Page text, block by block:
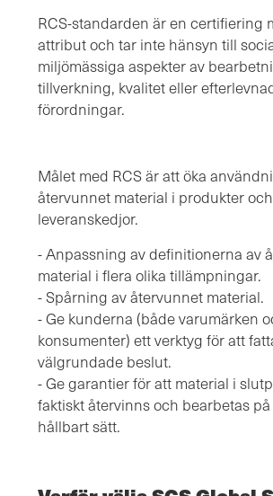
RCS-standarden är en certifiering
attribut och tar inte hänsyn till
miljömässiga aspekter av
tillverkning, kvalitet eller
förordningar.
Målet med RCS är att öka
återvunnet material i produkter och
leveranskedjor.
- Anpassning av definitionerna av
material i flera olika tillämpningar.
- Spårning av återvunnet material.
- Ge kunderna (både varumärken
konsumenter) ett verktyg för att
välgrundade beslut.
- Ge garantier för att material i
faktiskt återvinns och bearbetas
hållbart sätt.